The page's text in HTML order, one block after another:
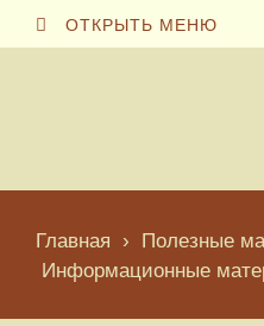
ОТКРЫТЬ МЕНЮ
Главная › Полезные
Информационные